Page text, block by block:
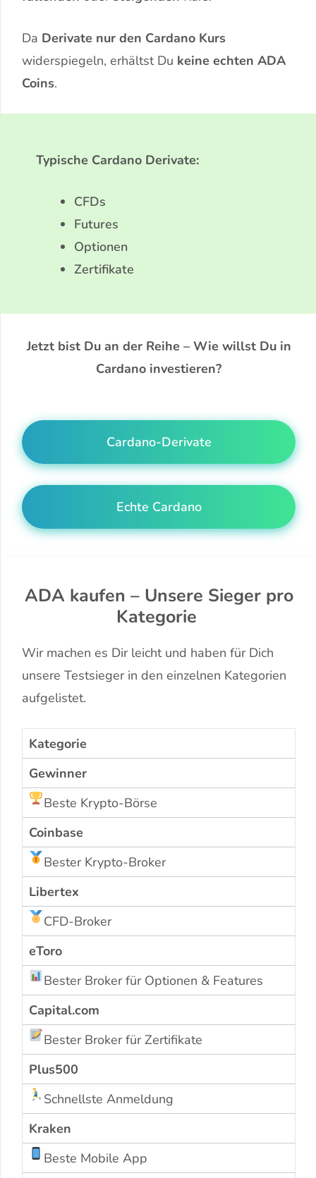
Da Derivate nur den Cardano Kurs
widerspiegeln, erhältst Du keine echten ADA
Coins.
Typische Cardano Derivate:
CFDs
Futures
Optionen
Zertifikate
Jetzt bist Du an der Reihe – Wie willst Du in
Cardano investieren?
Cardano-Derivate
Echte Cardano
ADA kaufen – Unsere Sieger pro
Kategorie
Wir machen es Dir leicht und haben für Dich
unsere Testsieger in den einzelnen Kategorien
aufgelistet.
Kategorie
Gewinner
Beste Krypto-Börse
Coinbase
Bester Krypto-Broker
Libertex
CFD-Broker
eToro
Bester Broker für Optionen & Features
Capital.com
Bester Broker für Zertifikate
Plus500
Schnellste Anmeldung
Kraken
Beste Mobile App